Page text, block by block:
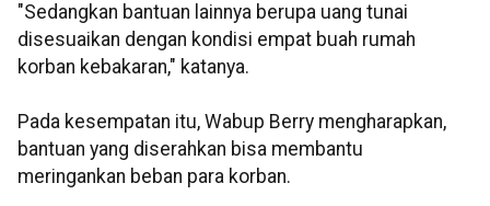
"Sedangkan bantuan lainnya berupa uang tunai
disesuaikan dengan kondisi empat buah rumah
korban kebakaran," katanya.
Pada kesempatan itu, Wabup Berry mengharapkan,
bantuan yang diserahkan bisa membantu
meringankan beban para korban.